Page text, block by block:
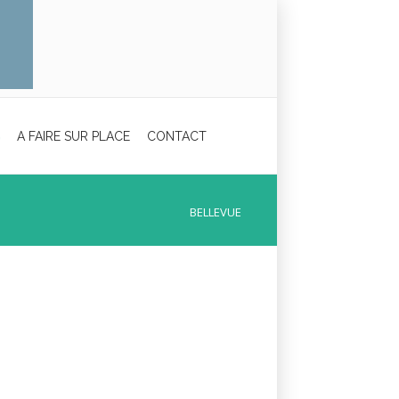
A FAIRE SUR PLACE CONTACT
BELLEVUE